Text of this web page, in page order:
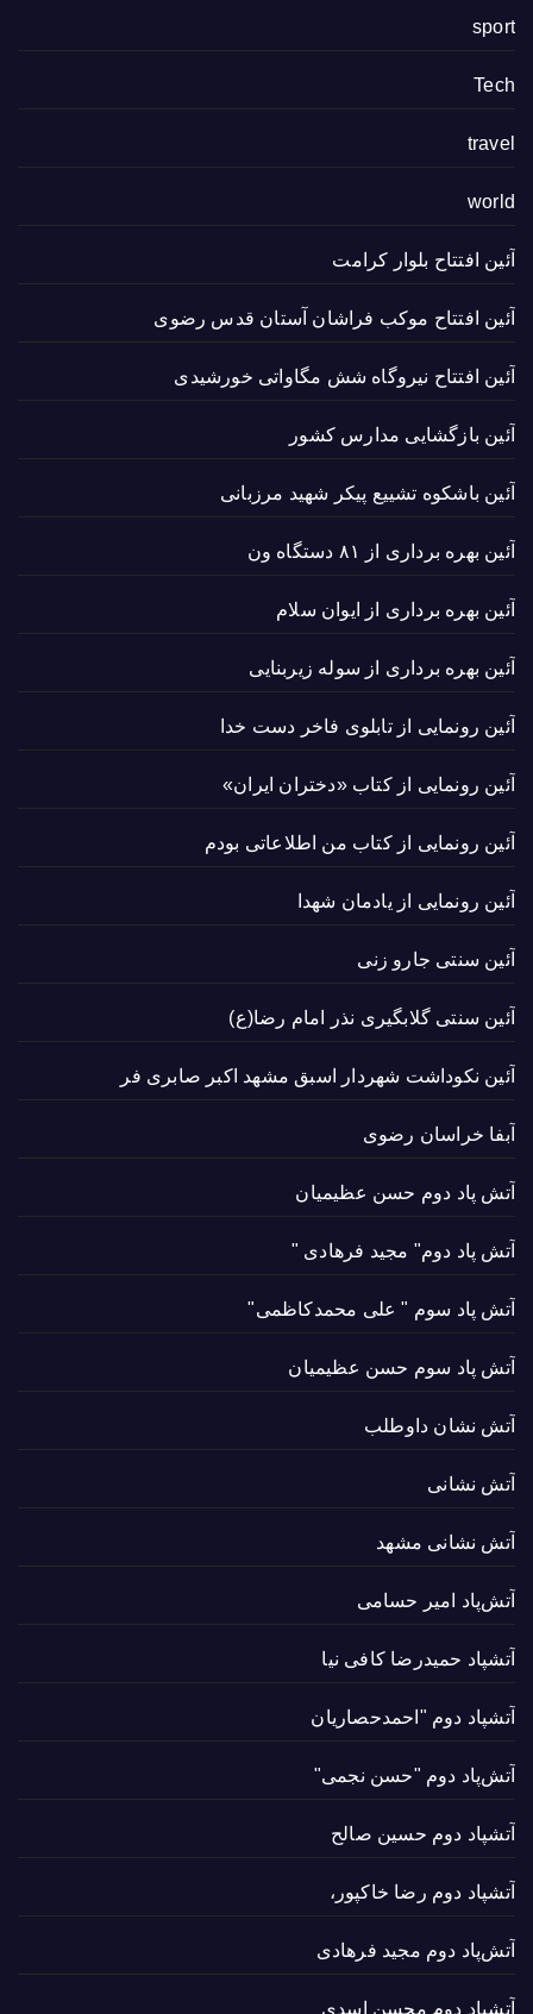
sport
Tech
travel
world
آئین افتتاح بلوار کرامت
آئین افتتاح موکب فراشان آستان قدس رضوی
آئین افتتاح نیروگاه شش مگاواتی خورشیدی
آئین بازگشایی مدارس کشور
آئین باشکوه تشییع پیکر شهید مرزبانی
آئین بهره برداری از ۸۱ دستگاه ون
آئین بهره برداری از ایوان سلام
آئین بهره برداری از سوله زیربنایی
آئین رونمایی از تابلوی فاخر دست خدا
آئین رونمایی از کتاب «دختران ایران»
آئین رونمایی از کتاب من اطلاعاتی بودم
آئین رونمایی از یادمان شهدا
آئین سنتی جارو زنی
آئین سنتی گلابگیری نذر امام رضا(ع)
آئین نکوداشت شهردار اسبق مشهد اکبر صابری فر
آبفا خراسان رضوی
آتش پاد دوم حسن عظیمیان
آتش پاد دوم" مجید فرهادی "
آتش پاد سوم " علی محمدکاظمی"
آتش پاد سوم حسن عظیمیان
آتش نشان داوطلب
آتش نشانی
آتش نشانی مشهد
آتش‌پاد امیر حسامی
آتشپاد حميدرضا کافی نیا
آتشپاد دوم "احمدحصاریان
آتش‌پاد دوم "حسن نجمی"
آتشپاد دوم حسین صالح
آتشپاد دوم رضا خاکپور،
آتش‌پاد دوم مجید فرهادی
آتشپاد دوم محسن اسدی